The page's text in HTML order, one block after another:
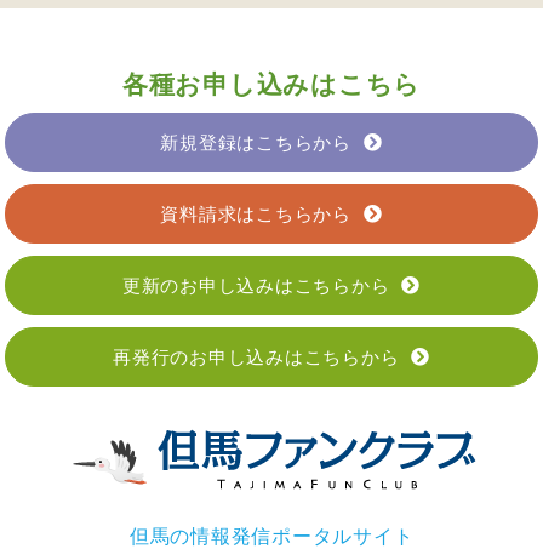
各種お申し込みはこちら
新規登録はこちらから
資料請求はこちらから
更新のお申し込みはこちらから
再発行のお申し込みはこちらから
但馬の情報発信ポータルサイト